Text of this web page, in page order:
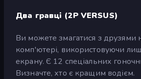
Два гравці (2P VERSUS)
Ви можете змагатися з друзями
комп'ютері, використовуючи
екрану. Є 12 спеціальних
Визначте, хто є кращим водієм.